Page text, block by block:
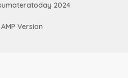
2024
Version